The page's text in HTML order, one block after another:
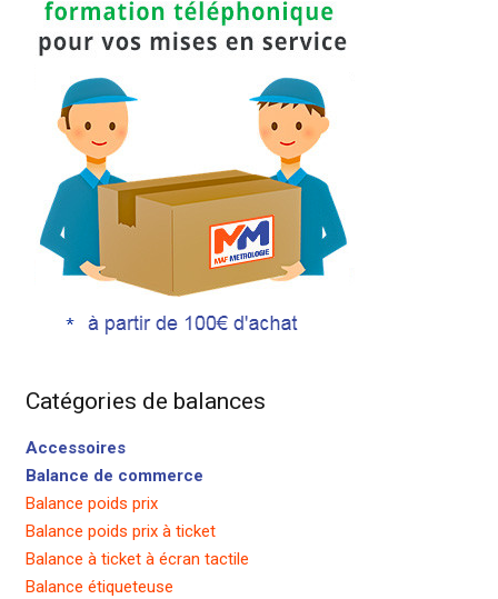
Catégories de balances
Accessoires
Balance de commerce
Balance poids prix
Balance poids prix à ticket
Balance à ticket à écran tactile
Balance étiqueteuse